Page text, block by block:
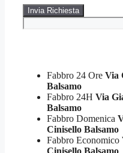
Fabbro 24 Ore Via
Balsamo
Fabbro 24H Via
Balsamo
Fabbro Domenica
Cinisello Balsamo
Fabbro Economico